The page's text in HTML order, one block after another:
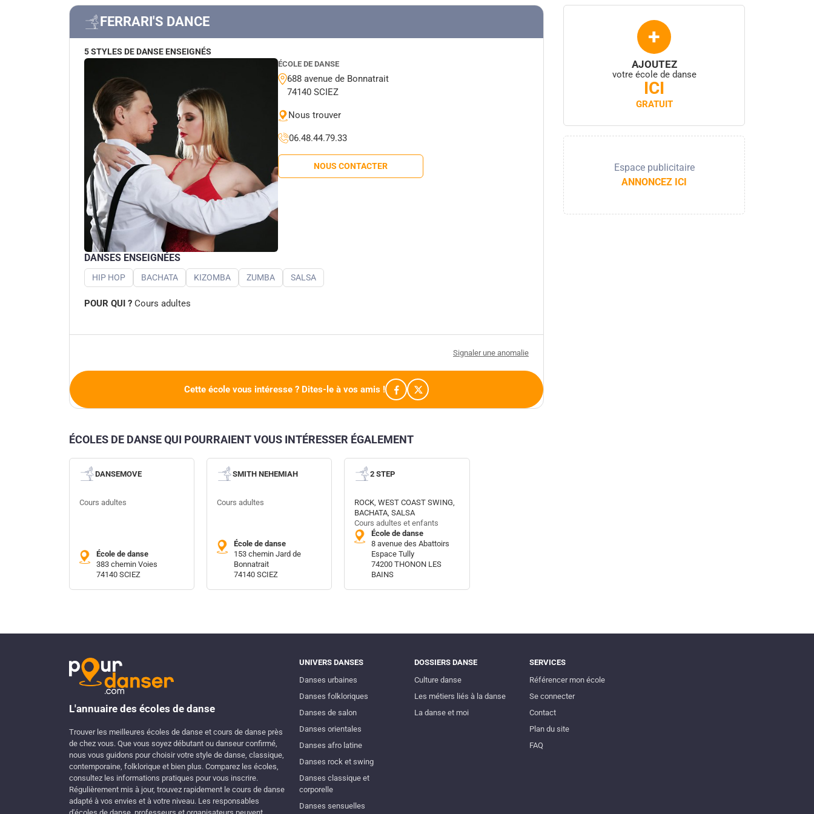
FERRARI'S DANCE
5 STYLES DE DANSE ENSEIGNÉS
ÉCOLE DE DANSE
688 avenue de Bonnatrait
74140 SCIEZ
Nous trouver
06.48.44.79.33
NOUS CONTACTER
DANSES ENSEIGNÉES
HIP HOP BACHATA KIZOMBA ZUMBA SALSA
POUR QUI ? Cours adultes
Signaler une anomalie
Cette école vous intéresse ? Dites-le à vos amis !
+
AJOUTEZ
votre école de danse
ICI
GRATUIT
Espace publicitaire
ANNONCEZ ICI
ÉCOLES DE DANSE QUI POURRAIENT VOUS INTÉRESSER ÉGALEMENT
DANSEMOVE
Cours adultes
École de danse
383 chemin Voies
74140 SCIEZ
SMITH NEHEMIAH
Cours adultes
École de danse
153 chemin Jard de
Bonnatrait
74140 SCIEZ
2 STEP
ROCK, WEST COAST SWING,
BACHATA, SALSA
Cours adultes et enfants
École de danse
8 avenue des Abattoirs
Espace Tully
74200 THONON LES
BAINS
L'annuaire des écoles de danse
Trouver les meilleures écoles de danse et cours de danse près
de chez vous. Que vous soyez débutant ou danseur confirmé,
nous vous guidons pour choisir votre style de danse, classique,
contemporaine, folklorique et bien plus. Comparez les écoles,
consultez les informations pratiques pour vous inscrire.
Régulièrement mis à jour, trouvez rapidement le cours de danse
adapté à vos envies et à votre niveau. Les responsables
UNIVERS DANSES
Danses urbaines
Danses folkloriques
Danses de salon
Danses orientales
Danses afro latine
Danses rock et swing
Danses classique et
corporelle
Danses sensuelles
DOSSIERS DANSE
Culture danse
Les métiers liés à la danse
La danse et moi
SERVICES
Référencer mon école
Se connecter
Contact
Plan du site
FAQ